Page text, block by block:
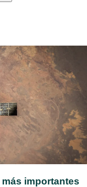
importantes